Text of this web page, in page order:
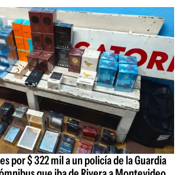
por $ 322 mil a un policía de la Guardia